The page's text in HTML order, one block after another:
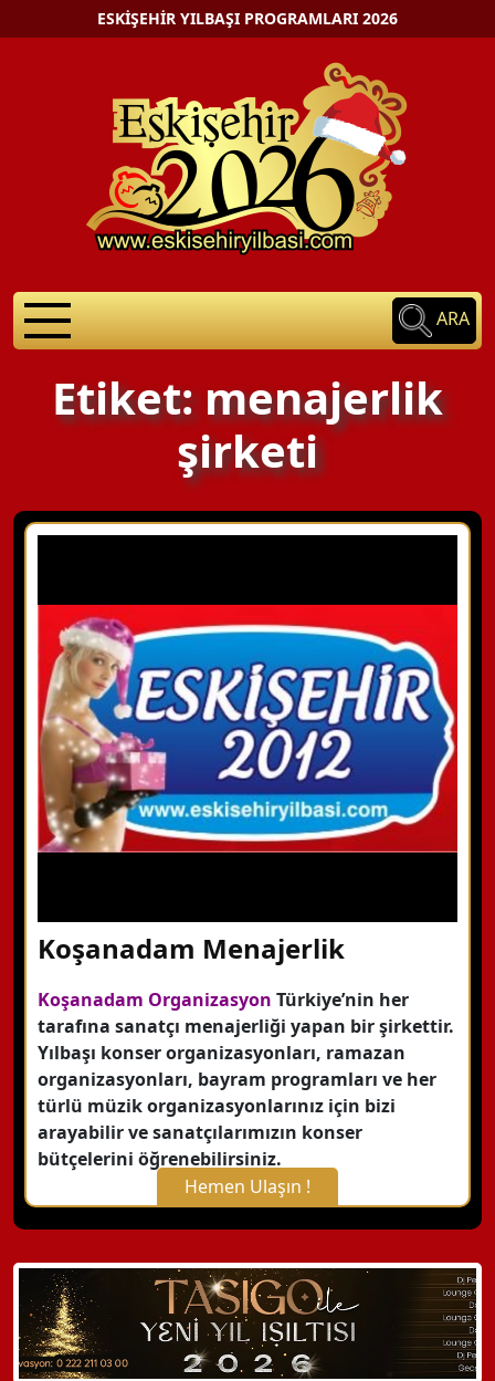
ESKIŞEHIR YILBAŞI PROGRAMLARI 2026
ARA
Etiket: menajerlik
şirketi
Koşanadam Menajerlik
Koşanadam Organizasyon Türkiye’nin her
tarafına sanatçı menajerliği yapan bir şirkettir.
Yılbaşı konser organizasyonları, ramazan
organizasyonları, bayram programları ve her
türlü müzik organizasyonlarınız için bizi
arayabilir ve sanatçılarımızın konser
bütçelerini öğrenebilirsiniz.
Hemen Ulaşın !
X Kapat
WhatsApp ile Bilgi Alın
Hemen Arayın